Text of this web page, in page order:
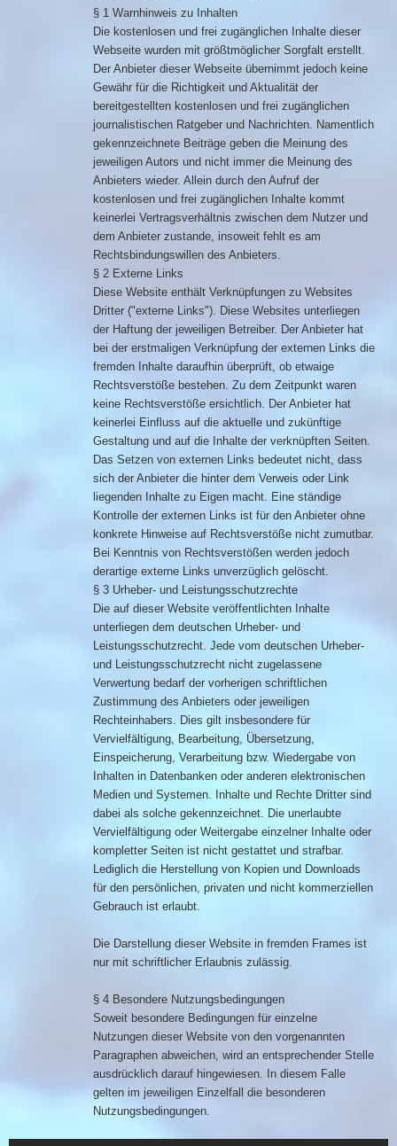
§ 1 Warnhinweis zu Inhalten
Die kostenlosen und frei zugänglichen Inhalte dieser
Webseite wurden mit größtmöglicher Sorgfalt erstellt.
Der Anbieter dieser Webseite übernimmt jedoch keine
Gewähr für die Richtigkeit und Aktualität der
bereitgestellten kostenlosen und frei zugänglichen
journalistischen Ratgeber und Nachrichten. Namentlich
gekennzeichnete Beiträge geben die Meinung des
jeweiligen Autors und nicht immer die Meinung des
Anbieters wieder. Allein durch den Aufruf der
kostenlosen und frei zugänglichen Inhalte kommt
keinerlei Vertragsverhältnis zwischen dem Nutzer und
dem Anbieter zustande, insoweit fehlt es am
Rechtsbindungswillen des Anbieters.
§ 2 Externe Links
Diese Website enthält Verknüpfungen zu Websites
Dritter ("externe Links"). Diese Websites unterliegen
der Haftung der jeweiligen Betreiber. Der Anbieter hat
bei der erstmaligen Verknüpfung der externen Links die
fremden Inhalte daraufhin überprüft, ob etwaige
Rechtsverstöße bestehen. Zu dem Zeitpunkt waren
keine Rechtsverstöße ersichtlich. Der Anbieter hat
keinerlei Einfluss auf die aktuelle und zukünftige
Gestaltung und auf die Inhalte der verknüpften Seiten.
Das Setzen von externen Links bedeutet nicht, dass
sich der Anbieter die hinter dem Verweis oder Link
liegenden Inhalte zu Eigen macht. Eine ständige
Kontrolle der externen Links ist für den Anbieter ohne
konkrete Hinweise auf Rechtsverstöße nicht zumutbar.
Bei Kenntnis von Rechtsverstößen werden jedoch
derartige externe Links unverzüglich gelöscht.
§ 3 Urheber- und Leistungsschutzrechte
Die auf dieser Website veröffentlichten Inhalte
unterliegen dem deutschen Urheber- und
Leistungsschutzrecht. Jede vom deutschen Urheber-
und Leistungsschutzrecht nicht zugelassene
Verwertung bedarf der vorherigen schriftlichen
Zustimmung des Anbieters oder jeweiligen
Rechteinhabers. Dies gilt insbesondere für
Vervielfältigung, Bearbeitung, Übersetzung,
Einspeicherung, Verarbeitung bzw. Wiedergabe von
Inhalten in Datenbanken oder anderen elektronischen
Medien und Systemen. Inhalte und Rechte Dritter sind
dabei als solche gekennzeichnet. Die unerlaubte
Vervielfältigung oder Weitergabe einzelner Inhalte oder
kompletter Seiten ist nicht gestattet und strafbar.
Lediglich die Herstellung von Kopien und Downloads
für den persönlichen, privaten und nicht kommerziellen
Gebrauch ist erlaubt.
Die Darstellung dieser Website in fremden Frames ist
nur mit schriftlicher Erlaubnis zulässig.
§ 4 Besondere Nutzungsbedingungen
Soweit besondere Bedingungen für einzelne
Nutzungen dieser Website von den vorgenannten
Paragraphen abweichen, wird an entsprechender Stelle
ausdrücklich darauf hingewiesen. In diesem Falle
gelten im jeweiligen Einzelfall die besonderen
Nutzungsbedingungen.